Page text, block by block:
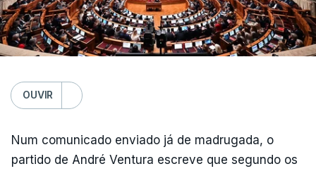
OUVIR
Num comunicado enviado já de madrugada, o
partido de André Ventura escreve que segundo os